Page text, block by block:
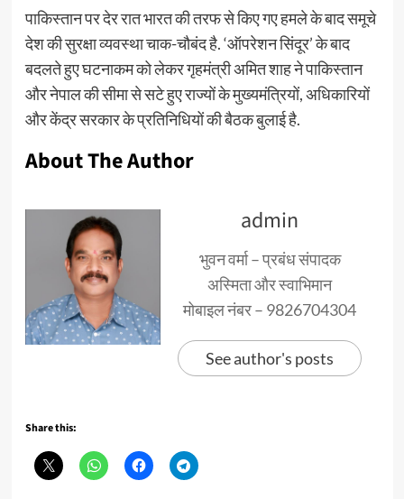
पाकिस्तान पर देर रात भारत की तरफ से किए गए हमले के बाद समूचे
देश की सुरक्षा व्यवस्था चाक-चौबंद है. ‘ऑपरेशन सिंदूर’ के बाद
बदलते हुए घटनाकम को लेकर गृहमंत्री अमित शाह ने पाकिस्तान
और नेपाल की सीमा से सटे हुए राज्यों के मुख्यमंत्रियों, अधिकारियों
और केंद्र सरकार के प्रतिनिधियों की बैठक बुलाई है.
About The Author
admin
भुवन वर्मा – प्रबंध संपादक
अस्मिता और स्वाभिमान
मोबाइल नंबर – 9826704304
See author's posts
Share this: